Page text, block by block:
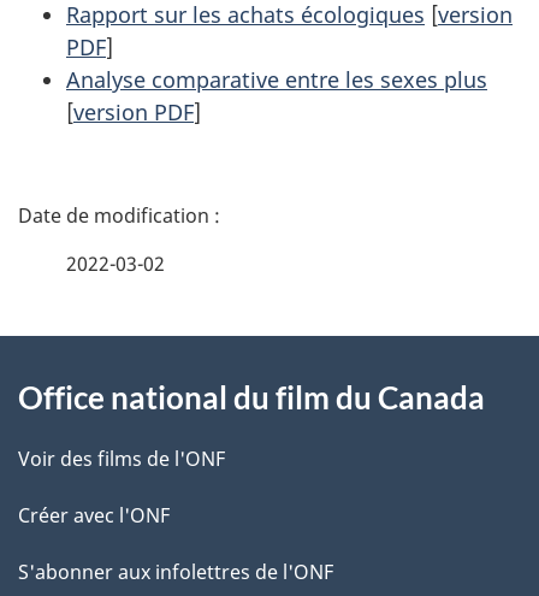
Rapport sur les achats écologiques [version
PDF]
Analyse comparative entre les sexes plus
[version PDF]
D
i
l
s
d
2022-03-02
propos
de
ce
site
Office national du film du Canada
Voir des films de l'ONF
Créer avec l'ONF
S'abonner aux infolettres de l'ONF